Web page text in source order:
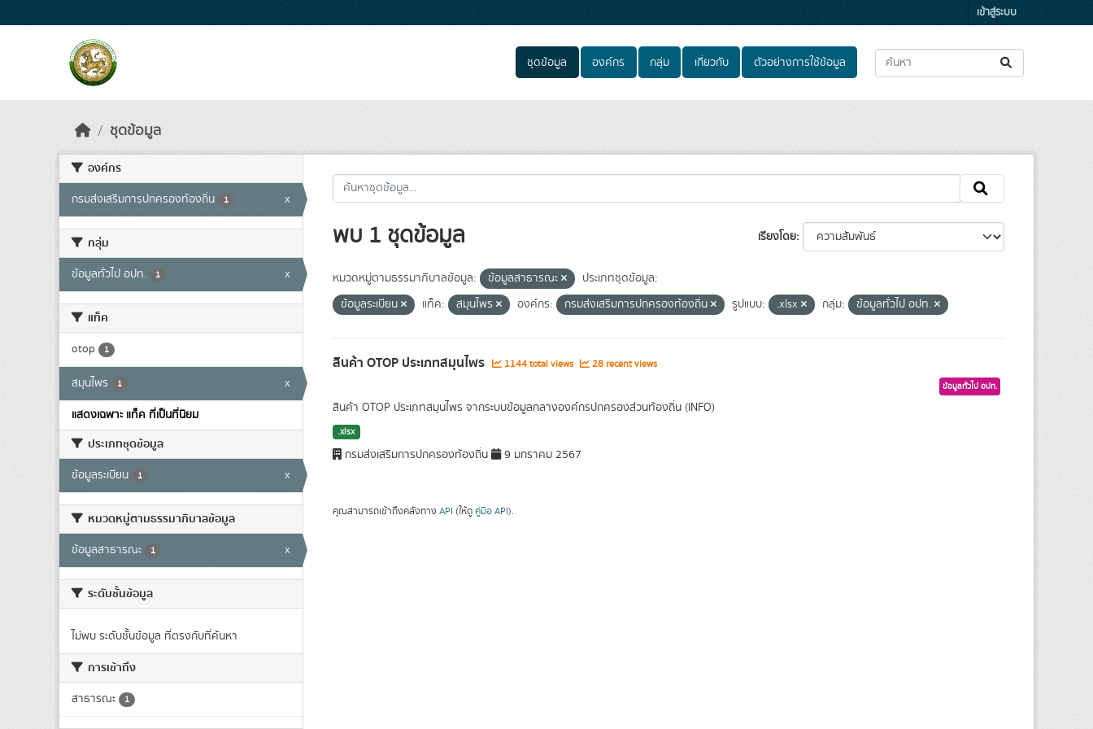
เข้าสู่ระบบ
ชุดข้อมูล องค์กร กลุ่ม เกี่ยวกับ ตัวอย่างการใช้ข้อมูล
ชุดข้อมูล
องค์กร
กรมส่งเสริมการปกครองท้องถิ่น 1 x
กลุ่ม
ข้อมูลทั่วไป อปท. 1 x
แท็ค
otop 1
สมุนไพร 1
x
แสดงเฉพาะ แท็ค ที่เป็นที่นิยม
ประเภทชุดข้อมูล
ข้อมูลระเบียน 1 x
หมวดหมู่ตามธรรมาภิบาลข้อมูล
ข้อมูลสาธารณะ 1 x
ระดับชั้นข้อมูล
ไม่พบ ระดับชั้นข้อมูล ที่ตรงกับที่ค้นหา
การเข้าถึง
สาธารณะ 1
เรียงโดย
พบ 1 ชุดข้อมูล
หมวดหมู่ตามธรรมาภิบาลข้อมูล: ข้อมูลสาธารณะ
ประเภทชุดข้อมูล:
ข้อมูลระเบียน
แท็ค: สมุนไพร องค์กร: กรมส่งเสริมการปกครองท้องถิ่น รูปแบบ: .xlsx กลุ่ม: ข้อมูลทั่วไป อปท.
สินค้า OTOP ประเภทสมุนไพร 1144 total views 28 recent views
ข้อมูลทั่วไป อปท.
สินค้า OTOP ประเภทสมุนไพร จากระบบข้อมูลกลางองค์กรปกครองส่วนท้องถิ่น (INFO)
.xlsx
กรมส่งเสริมการปกครองท้องถิ่น 9 มกราคม 2567
คุณสามารถเข้าถึงคลังทาง API (ให้ดู คู่มือ API).